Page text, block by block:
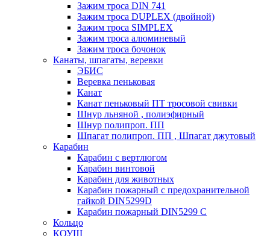
Зажим троса DIN 741
Зажим троса DUPLEX (двойной)
Зажим троса SIMPLEX
Зажим троса алюминевый
Зажим троса бочонок
Канаты, шпагаты, веревки
ЭБИС
Веревка пеньковая
Канат
Канат пеньковый ПТ тросовой свивки
Шнур льняной , полиэфирный
Шнур полипроп. ПП
Шпагат полипроп. ПП , Шпагат джутовый
Карабин
Карабин c вертлюгом
Карабин винтовой
Карабин для животных
Карабин пожарный c предохранительной
гайкой DIN5299D
Карабин пожарный DIN5299 C
Кольцо
КОУШ